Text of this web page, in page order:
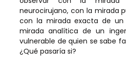
neurocirujano, con la mirada
con la mirada exacta de
mirada analítica de un
vulnerable de quien se sabe
¿Qué pasaría si?